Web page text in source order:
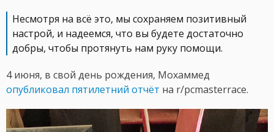
Несмотря на всё это, мы сохраняем позитивный
настрой, и надеемся, что вы будете достаточно
добры, чтобы протянуть нам руку помощи.
4 июня, в свой день рождения, Мохаммед
опубликовал пятилетний отчёт на r/pcmasterrace.